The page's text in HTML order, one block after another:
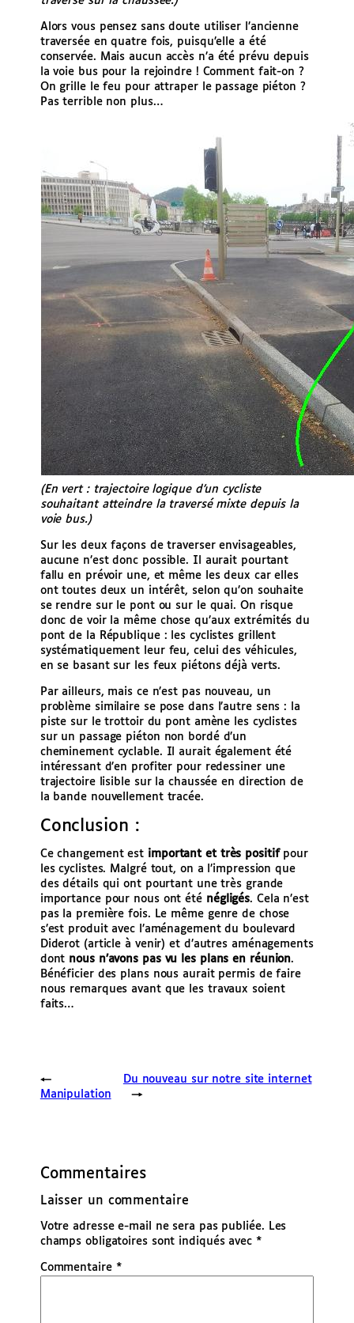
Alors vous pensez sans doute utiliser l’ancienne
traversée en quatre fois, puisqu’elle a été
conservée. Mais aucun accès n’a été prévu depuis
la voie bus pour la rejoindre ! Comment fait-on ?
On grille le feu pour attraper le passage piéton ?
Pas terrible non plus…
(En vert : trajectoire logique d’un cycliste
souhaitant atteindre la traversé mixte depuis la
voie bus.)
Sur les deux façons de traverser envisageables,
aucune n’est donc possible. Il aurait pourtant
fallu en prévoir une, et même les deux car elles
ont toutes deux un intérêt, selon qu’on souhaite
se rendre sur le pont ou sur le quai. On risque
donc de voir la même chose qu’aux extrémités du
pont de la République : les cyclistes grillent
systématiquement leur feu, celui des véhicules,
en se basant sur les feux piétons déjà verts.
Par ailleurs, mais ce n’est pas nouveau, un
problème similaire se pose dans l’autre sens : la
piste sur le trottoir du pont amène les cyclistes
sur un passage piéton non bordé d’un
cheminement cyclable. Il aurait également été
intéressant d’en profiter pour redessiner une
trajectoire lisible sur la chaussée en direction de
la bande nouvellement tracée.
Conclusion :
Ce changement est important et très positif pour
les cyclistes. Malgré tout, on a l’impression que
des détails qui ont pourtant une très grande
importance pour nous ont été négligés. Cela n’est
pas la première fois. Le même genre de chose
s’est produit avec l’aménagement du boulevard
Diderot (article à venir) et d’autres aménagements
dont nous n’avons pas vu les plans en réunion.
Bénéficier des plans nous aurait permis de faire
nous remarques avant que les travaux soient
faits…
←
Manipulation
Du nouveau sur notre site internet
→
Commentaires
Laisser un commentaire
Votre adresse e-mail ne sera pas publiée.
Les
champs obligatoires sont indiqués avec *
Commentaire *